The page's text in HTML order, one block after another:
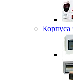
Корпуса